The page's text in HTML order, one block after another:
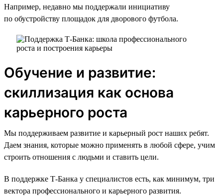
Например, недавно мы поддержали инициативу
по обустройству площадок для дворового футбола.
Обучение и развитие:
скиллизация как основа
карьерного роста
Мы поддерживаем развитие и карьерный рост наших ребят.
Даем знания, которые можно применять в любой сфере, учим
строить отношения с людьми и ставить цели.
В поддержке Т-Банка у специалистов есть, как минимум, три
вектора профессионального и карьерного развития.